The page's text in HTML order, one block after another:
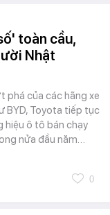
toàn cầu,
Nhật
phá của các hãng xe
BYD, Toyota tiếp tục
hiệu ô tô bán chạy
nửa đầu năm…
0